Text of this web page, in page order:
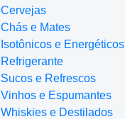
Cervejas
Chás e Mates
Isotônicos e Energéticos
Refrigerante
Sucos e Refrescos
Vinhos e Espumantes
Whiskies e Destilados